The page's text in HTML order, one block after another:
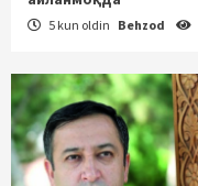
5 kun oldin Behzod